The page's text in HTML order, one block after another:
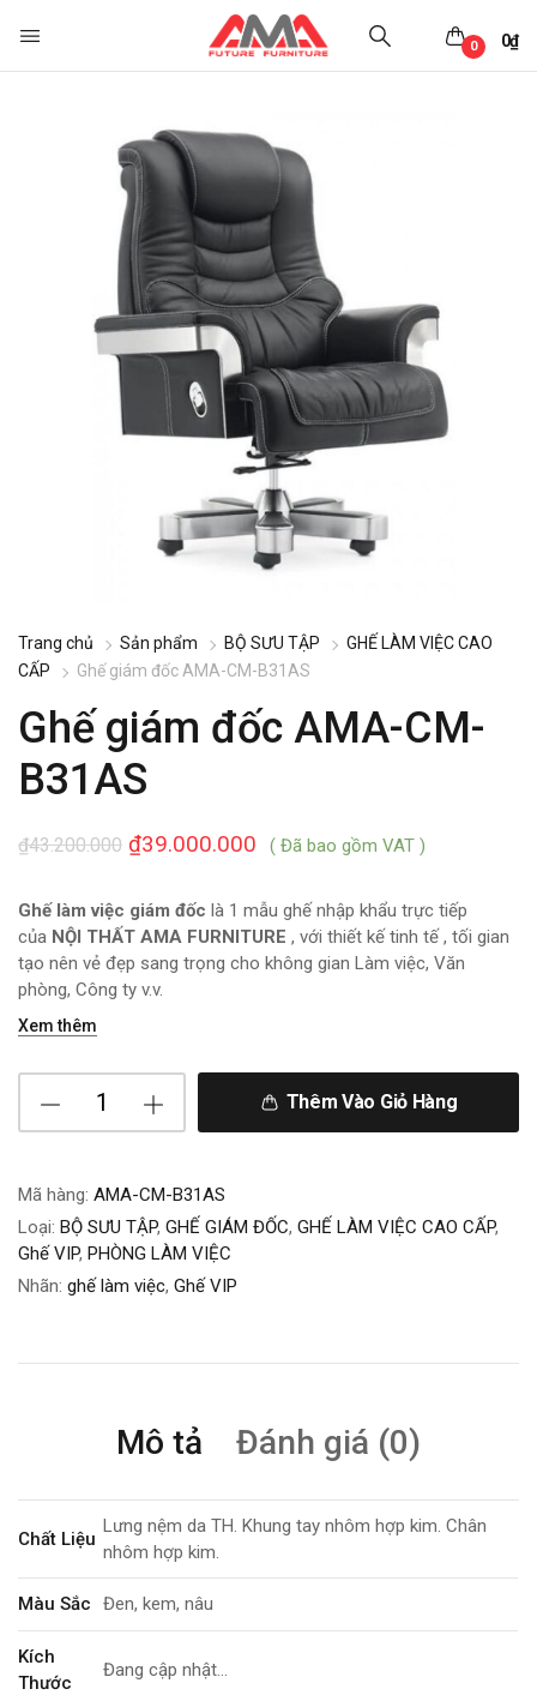
0₫
0
Trang chủ Sản phẩm BỘ SƯU TẬP
GHẾ LÀM VIỆC CAO
CẤP
Ghế giám đốc AMA-CM-B31AS
Ghế giám đốc AMA-CM-
B31AS
43.200.000
₫ 39.000.000
₫ ( Đã bao gồm VAT )
Ghế làm việc giám đốc là 1 mẫu ghế nhập khẩu trực tiếp
của NỘI THẤT AMA FURNITURE , với thiết kế tinh tế , tối gian
tạo nên vẻ đẹp sang trọng cho không gian Làm việc, Văn
phòng, Công ty v.v.
Xem thêm
Thêm Vào Giỏ Hàng
Mã hàng: AMA-CM-B31AS
Loại: BỘ SƯU TẬP, GHẾ GIÁM ĐỐC, GHẾ LÀM VIỆC CAO CẤP,
Ghế VIP, PHÒNG LÀM VIỆC
Nhãn: ghế làm việc, Ghế VIP
Mô tả Đánh giá (0)
Chất Liệu
Lưng nệm da TH. Khung tay nhôm hợp kim. Chân
nhôm hợp kim.
Màu Sắc Đen, kem, nâu
Kích
Thước
Đang cập nhật…